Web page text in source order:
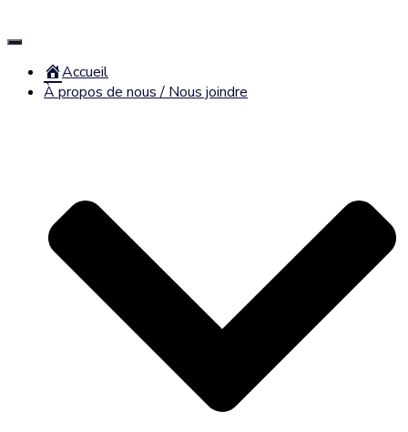
Déplier
navigationAccueil
À propos de nous / Nous joindre